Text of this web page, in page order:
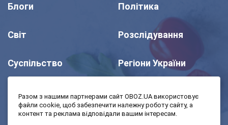
Блоги Політика
Світ Розслідування
Суспільство Регіони України
Моя школа
Разом з нашими партнерами сайт OBOZ.UA використовує
файли cookie, щоб забезпечити належну роботу сайту, а
контент та реклама відповідали вашим інтересам.